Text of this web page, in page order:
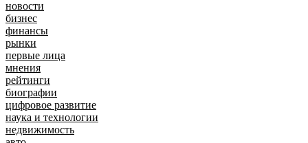
новости
бизнес
финансы
рынки
первые лица
мнения
рейтинги
биографии
цифровое развитие
наука и технологии
недвижимость